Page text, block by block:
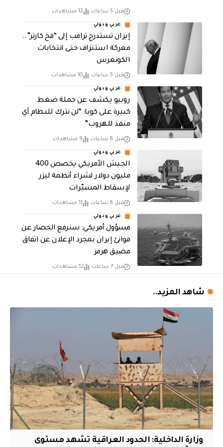
قبل 5 ساعات 12 مشاهدات
عربي ودولي
إيران تستدرج ترامب إلى “فخ كارتر”..
معركة استنزاف حتى انتخابات
الكونغرس
قبل 5 ساعات 10 مشاهدات
عربي ودولي
روبيو يكشف عن حملة ضغط
كبيرة على كوبا: “لن نترك للنظام أي
منفذ للهروب”
قبل 6 ساعات 9 مشاهدات
عربي ودولي
الجيش الأمريكي يخصص 400
مليون دولار لشراء أنظمة ليزر
لإسقاط المسيّرات
قبل 6 ساعات 11 مشاهدات
عربي ودولي
مسؤول أمريكي: سنرفع الحصار عن
موانئ إيران بمجرد الإعلان عن اتفاق
مضيق هرمز
قبل 7 ساعات 12 مشاهدات
شاهد المزيد..
وزارة الداخلية: الحدود العراقية تشهد مستوى